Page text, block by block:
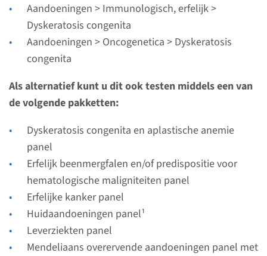
Aandoeningen > Immunologisch, erfelijk >
Dyskeratosis congenita
Aandoeningen > Oncogenetica > Dyskeratosis
congenita
Als alternatief kunt u dit ook testen middels een van
de volgende pakketten:
Dyskeratosis congenita en aplastische anemie
panel
Erfelijk beenmergfalen en/of predispositie voor
hematologische maligniteiten panel
Erfelijke kanker panel
Huidaandoeningen panel¹
Leverziekten panel
Mendeliaans overervende aandoeningen panel met
Gen
CTC1 - cerebroretinale
microangiopathie met
calcificaties en cystes
Doorlooptijd
Volledige analyse: 8 weken / Gerichte analyse: 4
weken
Uitvoerend laboratorium
Radboudumc
Bekijk
Toevoegen